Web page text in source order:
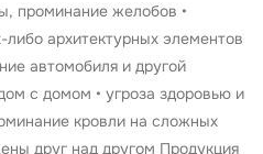
проминание желобов •
архитектурных элементов
автомобиля и другой
с домом • угроза здоровью и
кровли на сложных
друг над другом Продукция